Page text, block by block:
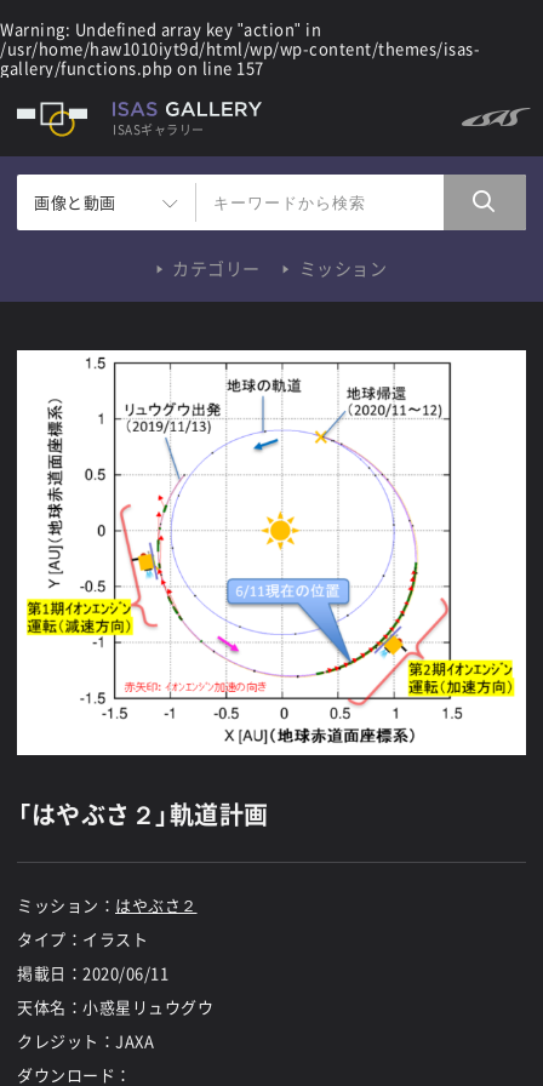
Warning: Undefined array key "action" in
/usr/home/haw1010iyt9d/html/wp/wp-content/themes/isas-
gallery/functions.php on line 157
ISASギャラリー
画像と動画
カテゴリー ミッション
「はやぶさ２」軌道計画
ミッション： はやぶさ２
タイプ：イラスト
掲載日： 2020/06/11
天体名：小惑星リュウグウ
クレジット：JAXA
ダウンロード：